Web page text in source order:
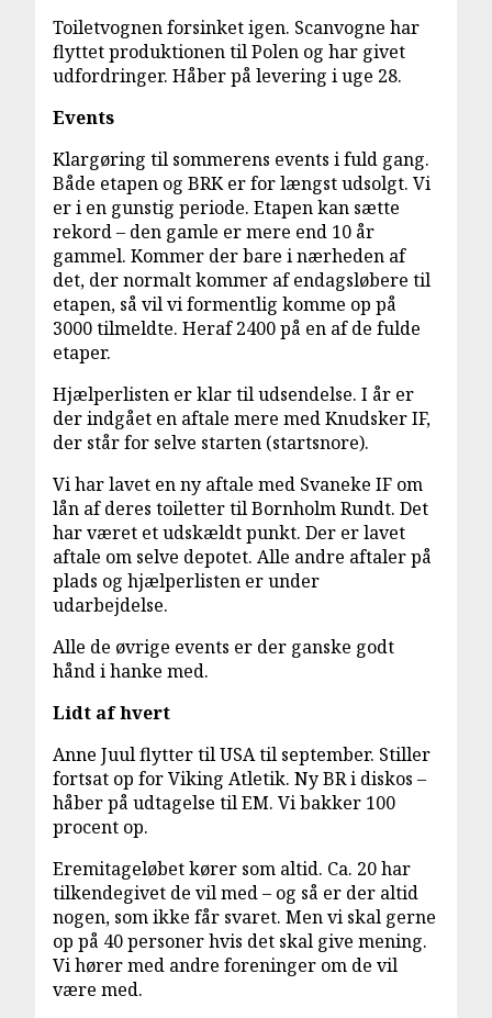
Toiletvognen forsinket igen. Scanvogne har
flyttet produktionen til Polen og har givet
udfordringer. Håber på levering i uge 28.
Events
Klargøring til sommerens events i fuld gang.
Både etapen og BRK er for længst udsolgt. Vi
er i en gunstig periode. Etapen kan sætte
rekord – den gamle er mere end 10 år
gammel. Kommer der bare i nærheden af
det, der normalt kommer af endagsløbere til
etapen, så vil vi formentlig komme op på
3000 tilmeldte. Heraf 2400 på en af de fulde
etaper.
Hjælperlisten er klar til udsendelse. I år er
der indgået en aftale mere med Knudsker IF,
der står for selve starten (startsnore).
Vi har lavet en ny aftale med Svaneke IF om
lån af deres toiletter til Bornholm Rundt. Det
har været et udskældt punkt. Der er lavet
aftale om selve depotet. Alle andre aftaler på
plads og hjælperlisten er under
udarbejdelse.
Alle de øvrige events er der ganske godt
hånd i hanke med.
Lidt af hvert
Anne Juul flytter til USA til september. Stiller
fortsat op for Viking Atletik. Ny BR i diskos –
håber på udtagelse til EM. Vi bakker 100
procent op.
Eremitageløbet kører som altid. Ca. 20 har
tilkendegivet de vil med – og så er der altid
nogen, som ikke får svaret. Men vi skal gerne
op på 40 personer hvis det skal give mening.
Vi hører med andre foreninger om de vil
være med.